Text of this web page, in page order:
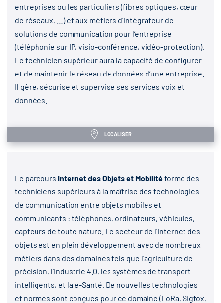
entreprises ou les particuliers (fibres optiques, cœur
de réseaux, …) et aux métiers d’intégrateur de
solutions de communication pour l’entreprise
(téléphonie sur IP, visio-conférence, vidéo-protection).
Le technicien supérieur aura la capacité de configurer
et de maintenir le réseau de données d’une entreprise.
Il gère, sécurise et supervise ses services voix et
données.
LOCALISER
Le parcours Internet des Objets et Mobilitéforme des
techniciens supérieurs à la maîtrise des technologies
de communication entre objets mobiles et
communicants : téléphones, ordinateurs, véhicules,
capteurs de toute nature. Le secteur de l’Internet des
objets est en plein développement avec de nombreux
métiers dans des domaines tels que l’agriculture de
précision, l’Industrie 4.0, les systèmes de transport
intelligents, et la e-Santé. De nouvelles technologies
et normes sont conçues pour ce domaine (LoRa, Sigfox,